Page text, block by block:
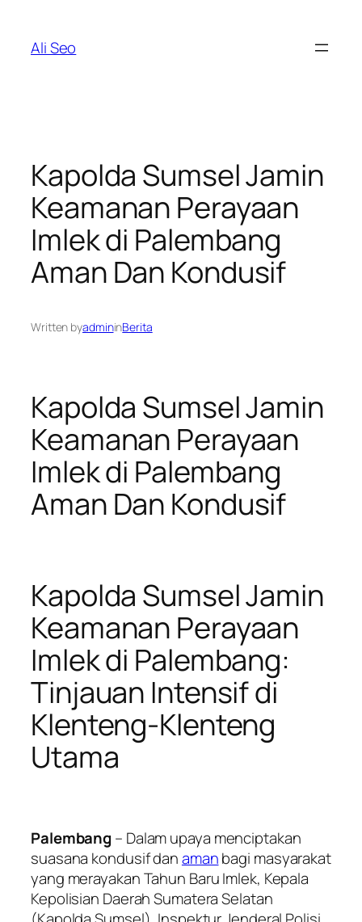
content
Ali Seo
Kapolda Sumsel Jamin
Keamanan Perayaan
Imlek di Palembang
Aman Dan Kondusif
Written byadmininBerita
Kapolda Sumsel Jamin
Keamanan Perayaan
Imlek di Palembang
Aman Dan Kondusif
Kapolda Sumsel Jamin
Keamanan Perayaan
Imlek di Palembang:
Tinjauan Intensif di
Klenteng-Klenteng
Utama
Palembang – Dalam upaya menciptakan
suasana kondusif danamanbagi masyarakat
yang merayakan Tahun Baru Imlek, Kepala
Kepolisian Daerah Sumatera Selatan